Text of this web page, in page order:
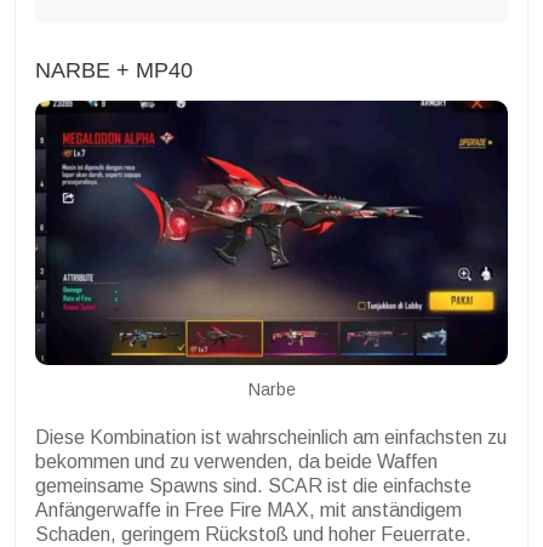
NARBE + MP40
Narbe
Diese Kombination ist wahrscheinlich am einfachsten zu
bekommen und zu verwenden, da beide Waffen
gemeinsame Spawns sind. SCAR ist die einfachste
Anfängerwaffe in Free Fire MAX, mit anständigem
Schaden, geringem Rückstoß und hoher Feuerrate.